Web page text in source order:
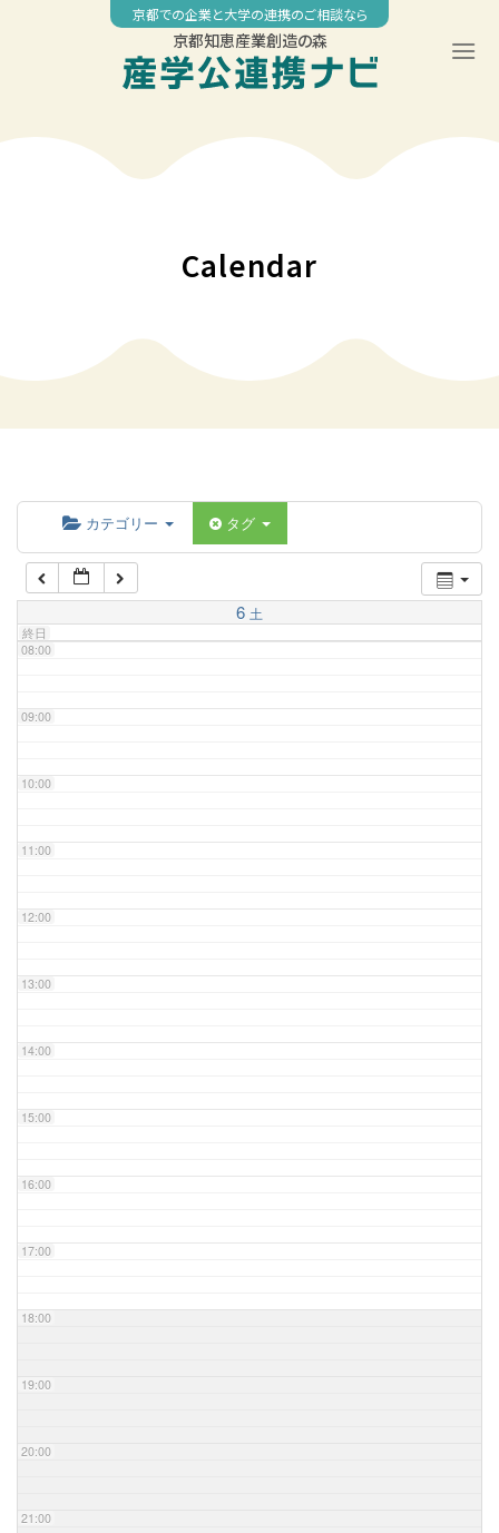
京都での企業と大学の連携のご相談なら
京都知恵産業創造の森
Calendar
カテゴリー タグ
6 土
終日
04:00
07:00
08:00
09:00
10:00
11:00
12:00
13:00
14:00
15:00
16:00
17:00
18:00
19:00
20:00
21:00